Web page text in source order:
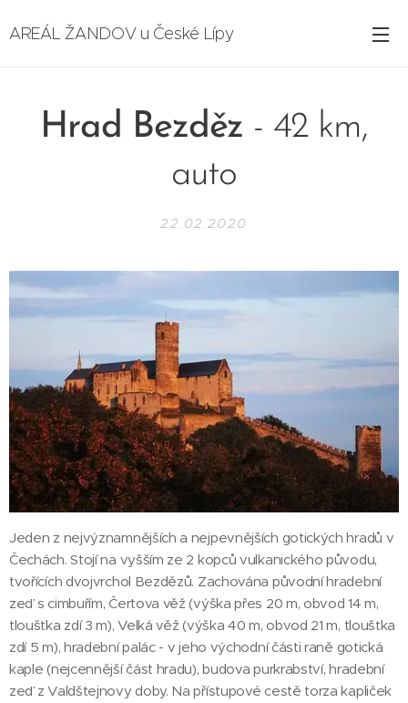
AREÁL ŽANDOV u České Lípy
Hrad Bezděz - 42 km,
auto
22.02.2020
Jeden z nejvýznamnějších a nejpevnějších gotických hradů v
Čechách. Stojí na vyšším ze 2 kopců vulkanického původu,
tvořících dvojvrchol Bezdězů. Zachována původní hradební
zeď s cimbuřím, Čertova věž (výška přes 20 m, obvod 14 m,
tloušťka zdí 3 m), Velká věž (výška 40 m, obvod 21 m, tloušťka
zdí 5 m), hradební palác - v jeho východní části raně gotická
kaple (nejcennější část hradu), budova purkrabství, hradební
zeď z Valdštejnovy doby. Na přístupové cestě torza kapliček